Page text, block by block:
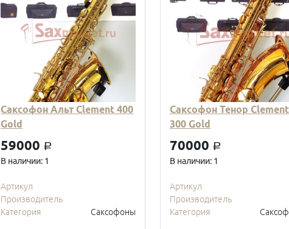
Саксофон Альт Clement 400
Gold
59000 a
В наличии: 1
Артикул
Производитель
Категория
Саксофоны
Саксофон Тенор Clement
300 Gold
70000 a
В наличии: 1
Артикул
Производитель
Категория